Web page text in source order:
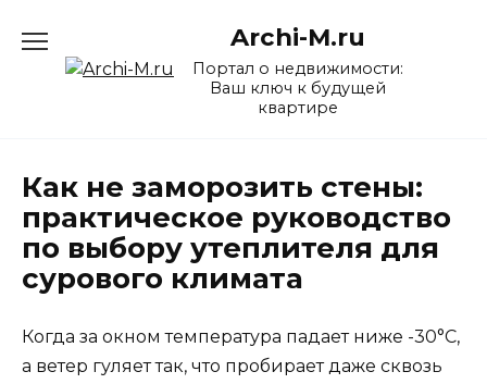
содержанию
Archi-M.ru
Портал о недвижимости:
Ваш ключ к будущей
квартире
Как не заморозить стены:
практическое руководство
по выбору утеплителя для
сурового климата
Когда за окном температура падает ниже -30°C,
а ветер гуляет так, что пробирает даже сквозь